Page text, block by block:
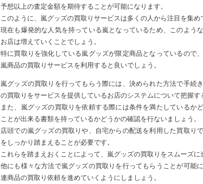
予想以上の査定金額を期待することが可能になります。
このように、嵐グッズの買取りサービスは多くの人から注目を集め
現在も爆発的な人気を持っている嵐となっているため、このよう
お店は増えていくことでしょう。
特に買取りを強化している嵐グッズが限定商品となっているので
嵐商品の買取りサービスを利用すると良いでしょう。
嵐グッズの買取りを行ってもらう際には、決められた方法で手続
の買取りをサービスを提供しているお店のシステムについて把握す
また、嵐グッズの買取りを依頼する際には条件を満たしているか
ことが出来る書類を持っているかどうかの確認を行ないましょう。
店頭での嵐グッズの買取りや、自宅からの配送を利用した買取り
をしっかり踏まえることが必要です。
これらを踏まえおくことによって、嵐グッズの買取りをスムーズに
他にも様々な方法で嵐グッズの買取りを行ってもらうことが可能
連商品の買取り依頼を進めていくようにしましょう。